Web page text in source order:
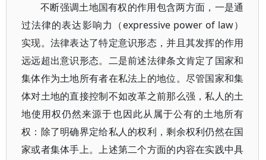
不断强调土地国有权的作用包含两方面，一是通
过法律的表达影响力（expressive power of law）
实现。法律表达了特定意识形态，并且其发挥的作用
远远超出意识形态。二是前述法律条文肯定了国家和
集体作为土地所有者在私法上的地位。尽管国家和集
体对土地的直接控制不如改革之前那么强，私人的土
地使用权仍然来源于也因此从属于公有的土地所有
权：除了明确界定给私人的权利，剩余权利仍然在国
家或者集体手上。上述第二个方面的内容在实践中具